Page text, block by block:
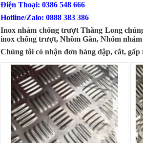
Điện Thoại: 0386 548 666
Hotline/Zalo: 0888 383 386
Inox nhám chống trượt Thăng Long
inox chống trượt, Nhôm Gân, Nhôm
Chúng tôi có nhận đơn hàng dập, cắt,